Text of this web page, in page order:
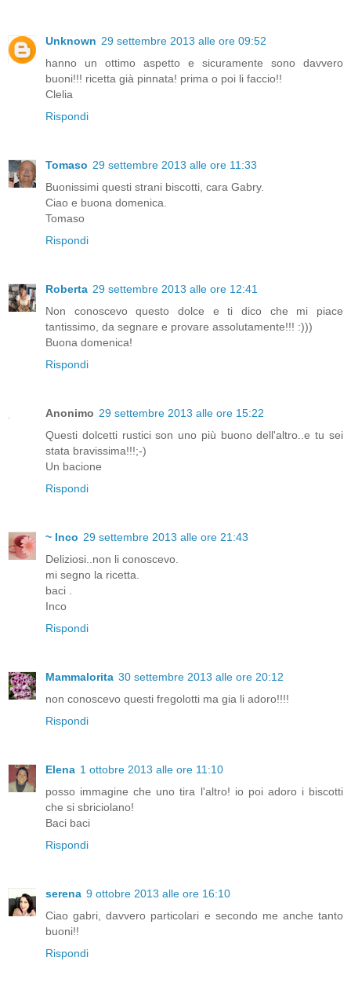
Unknown 29 settembre 2013 alle ore 09:52
hanno un ottimo aspetto e sicuramente sono davvero
buoni!!! ricetta già pinnata! prima o poi li faccio!!
Clelia
Rispondi
Tomaso 29 settembre 2013 alle ore 11:33
Buonissimi questi strani biscotti, cara Gabry.
Ciao e buona domenica.
Tomaso
Rispondi
Roberta 29 settembre 2013 alle ore 12:41
Non conoscevo questo dolce e ti dico che mi piace
tantissimo, da segnare e provare assolutamente!!! :)))
Buona domenica!
Rispondi
Anonimo 29 settembre 2013 alle ore 15:22
Questi dolcetti rustici son uno più buono dell'altro..e tu sei
stata bravissima!!!;-)
Un bacione
Rispondi
~ Inco 29 settembre 2013 alle ore 21:43
Deliziosi..non li conoscevo.
mi segno la ricetta.
baci .
Inco
Rispondi
Mammalorita 30 settembre 2013 alle ore 20:12
non conoscevo questi fregolotti ma gia li adoro!!!!
Rispondi
Elena 1 ottobre 2013 alle ore 11:10
posso immagine che uno tira l'altro! io poi adoro i biscotti
che si sbriciolano!
Baci baci
Rispondi
serena 9 ottobre 2013 alle ore 16:10
Ciao gabri, davvero particolari e secondo me anche tanto
buoni!!
Rispondi